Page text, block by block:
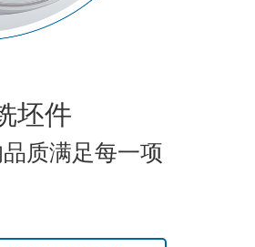
坯件
质满足每一项